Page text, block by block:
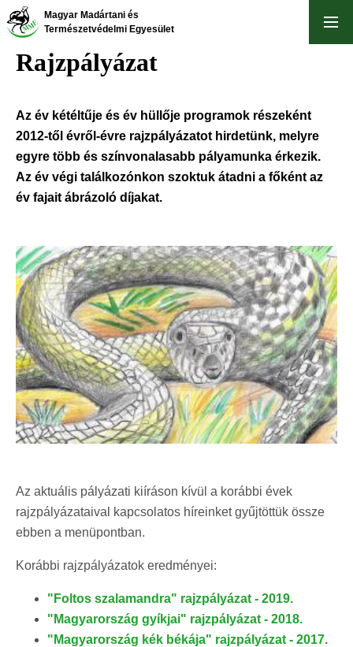
Ugrás
tartalomra
Magyar Madártani és
Természetvédelmi Egyesület
Rajzpályázat
Az év kétéltűje és év hüllője programok részeként
2012-től évről-évre rajzpályázatot hirdetünk, melyre
egyre több és színvonalasabb pályamunka érkezik.
Az év végi találkozónkon szoktuk átadni a főként az
év fajait ábrázoló díjakat.
Az aktuális pályázati kiíráson kívül a korábbi évek
rajzpályázataival kapcsolatos híreinket gyűjtöttük össze
ebben a menüpontban.
Korábbi rajzpályázatok eredményei:
"Foltos szalamandra" rajzpályázat - 2019.
"Magyarország gyíkjai" rajzpályázat - 2018.
"Magyarország kék békája" rajzpályázat - 2017.